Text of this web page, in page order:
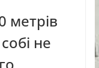
метрів
не